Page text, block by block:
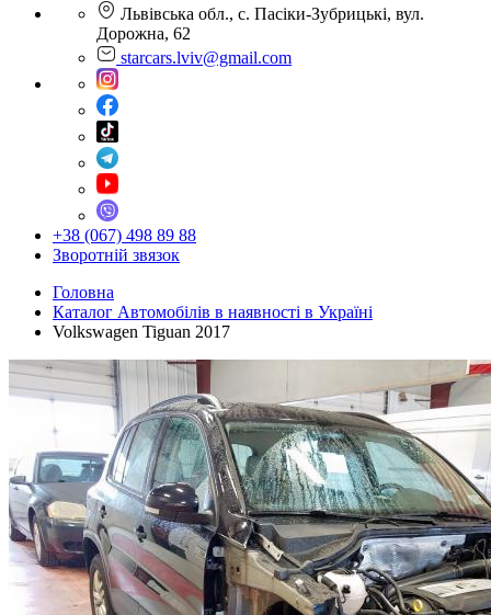
Львівська обл., с. Пасіки-Зубрицькі, вул.
Дорожна, 62
starcars.lviv@gmail.com
+38 (067) 498 89 88
Зворотній звязок
Головна
Каталог Автомобілів в наявності в Україні
Volkswagen Tiguan 2017